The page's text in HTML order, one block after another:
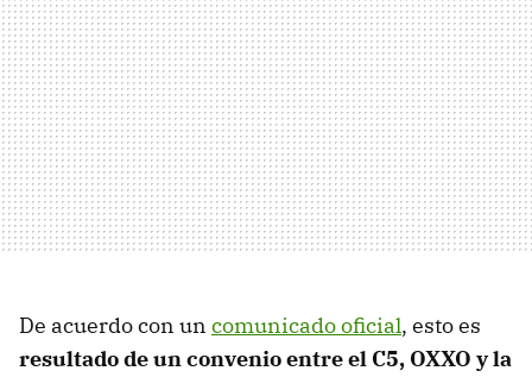
De acuerdo con un comunicado oficial, esto es
resultado de un convenio entre el C5, OXXO y la